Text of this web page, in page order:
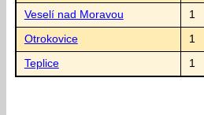
Veselí nad Moravou 1
Otrokovice 1
Teplice 1